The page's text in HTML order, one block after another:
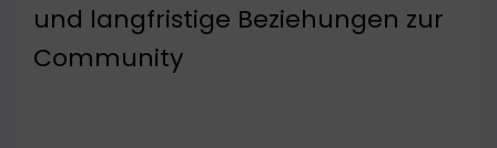
und langfristige Beziehungen zur
Community